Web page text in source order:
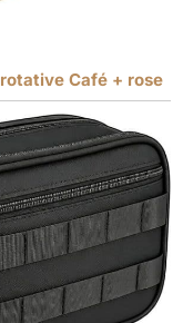
Café + rose